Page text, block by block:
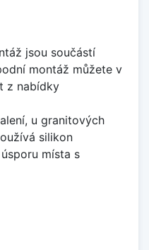
jsou součástí
montáž můžete v
z nabídky
u granitových
silikon
místa s